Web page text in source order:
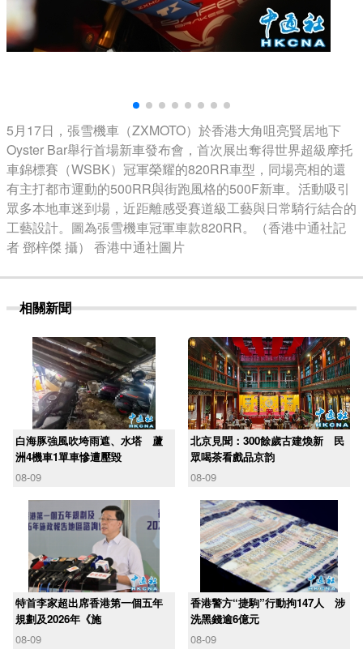
5月17日，張雪機車（ZXMOTO）於香港大角咀亮賢居地下
Oyster Bar舉行首場新車發布會，首次展出奪得世界超級摩托
車錦標賽（WSBK）冠軍榮耀的820RR車型，同場亮相的還
有主打都市運動的500RR與街跑風格的500F新車。活動吸引
眾多本地車迷到場，近距離感受賽道級工藝與日常騎行結合的
工藝設計。圖為張雪機車冠軍車款820RR。（香港中通社記
者 鄧梓傑 攝） 香港中通社圖片
相關新聞
白海豚強風吹垮雨遮、水塔 蘆
洲4機車1單車慘遭壓毀
08-09
北京見聞：300餘歲古建煥新 民
眾喝茶看戲品京韵
08-09
​特首李家超出席香港第一個五年
規劃及2026年《施
08-09
香港警方“捷駒”行動拘147人 涉
洗黑錢逾6億元
08-09